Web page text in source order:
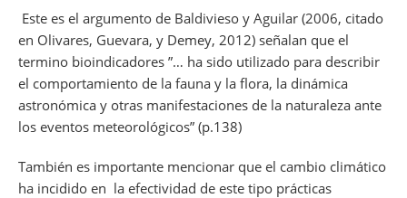
Este es el argumento de Baldivieso y Aguilar (2006, citado
en Olivares, Guevara, y Demey, 2012) señalan que el
termino bioindicadores ”… ha sido utilizado para describir
el comportamiento de la fauna y la flora, la dinámica
astronómica y otras manifestaciones de la naturaleza ante
los eventos meteorológicos” (p.138)
También es importante mencionar que el cambio climático
ha incidido en la efectividad de este tipo prácticas